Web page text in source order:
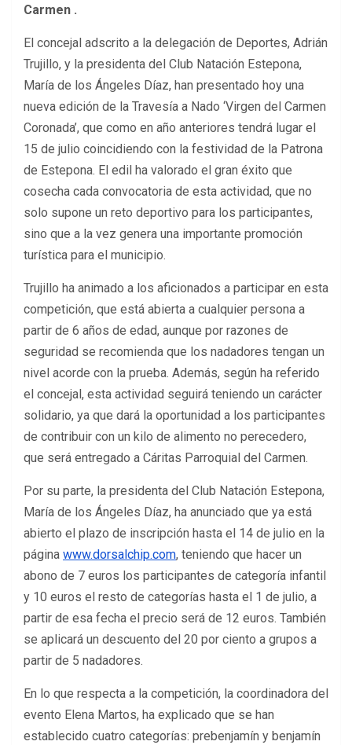
Carmen .
El concejal adscrito a la delegación de Deportes, Adrián
Trujillo, y la presidenta del Club Natación Estepona,
María de los Ángeles Díaz, han presentado hoy una
nueva edición de la Travesía a Nado ‘Virgen del Carmen
Coronada’, que como en año anteriores tendrá lugar el
15 de julio coincidiendo con la festividad de la Patrona
de Estepona. El edil ha valorado el gran éxito que
cosecha cada convocatoria de esta actividad, que no
solo supone un reto deportivo para los participantes,
sino que a la vez genera una importante promoción
turística para el municipio.
Trujillo ha animado a los aficionados a participar en esta
competición, que está abierta a cualquier persona a
partir de 6 años de edad, aunque por razones de
seguridad se recomienda que los nadadores tengan un
nivel acorde con la prueba. Además, según ha referido
el concejal, esta actividad seguirá teniendo un carácter
solidario, ya que dará la oportunidad a los participantes
de contribuir con un kilo de alimento no perecedero,
que será entregado a Cáritas Parroquial del Carmen.
Por su parte, la presidenta del Club Natación Estepona,
María de los Ángeles Díaz, ha anunciado que ya está
abierto el plazo de inscripción hasta el 14 de julio en la
página www.dorsalchip.com, teniendo que hacer un
abono de 7 euros los participantes de categoría infantil
y 10 euros el resto de categorías hasta el 1 de julio, a
partir de esa fecha el precio será de 12 euros. También
se aplicará un descuento del 20 por ciento a grupos a
partir de 5 nadadores.
En lo que respecta a la competición, la coordinadora del
evento Elena Martos, ha explicado que se han
establecido cuatro categorías: prebenjamín y benjamín